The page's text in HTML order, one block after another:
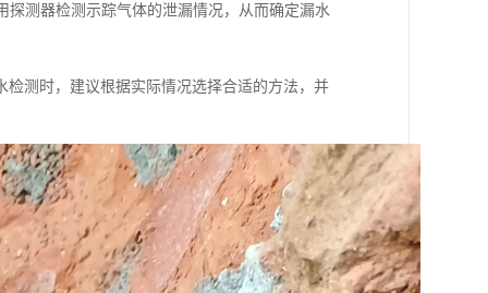
测器检测示踪气体的泄漏情况，从而确定漏水
测时，建议根据实际情况选择合适的方法，并